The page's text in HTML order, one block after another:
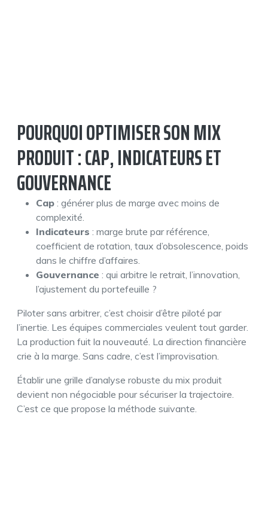
POURQUOI OPTIMISER SON MIX
PRODUIT : CAP, INDICATEURS ET
GOUVERNANCE
Cap : générer plus de marge avec moins de
complexité.
Indicateurs : marge brute par référence,
coefficient de rotation, taux d’obsolescence, poids
dans le chiffre d’affaires.
Gouvernance : qui arbitre le retrait, l’innovation,
l’ajustement du portefeuille ?
Piloter sans arbitrer, c’est choisir d’être piloté par
l’inertie. Les équipes commerciales veulent tout garder.
La production fuit la nouveauté. La direction financière
crie à la marge. Sans cadre, c’est l’improvisation.
Établir une grille d’analyse robuste du mix produit
devient non négociable pour sécuriser la trajectoire.
C’est ce que propose la méthode suivante.